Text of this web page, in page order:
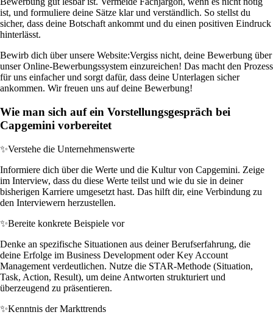
ist, und formuliere deine Sätze klar und verständlich. So stellst du
sicher, dass deine Botschaft ankommt und du einen positiven Eindruck
hinterlässt.
Bewirb dich über unsere Website:Vergiss nicht, deine Bewerbung über
unser Online-Bewerbungssystem einzureichen! Das macht den Prozess
für uns einfacher und sorgt dafür, dass deine Unterlagen sicher
ankommen. Wir freuen uns auf deine Bewerbung!
Wie man sich auf ein Vorstellungsgespräch bei
Capgemini vorbereitet
✨Verstehe die Unternehmenswerte
Informiere dich über die Werte und die Kultur von Capgemini. Zeige
im Interview, dass du diese Werte teilst und wie du sie in deiner
bisherigen Karriere umgesetzt hast. Das hilft dir, eine Verbindung zu
den Interviewern herzustellen.
✨Bereite konkrete Beispiele vor
Denke an spezifische Situationen aus deiner Berufserfahrung, die
deine Erfolge im Business Development oder Key Account
Management verdeutlichen. Nutze die STAR-Methode (Situation,
Task, Action, Result), um deine Antworten strukturiert und
überzeugend zu präsentieren.
✨Kenntnis der Markttrends